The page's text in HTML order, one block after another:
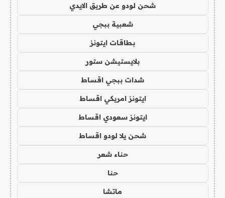
شحن لودو عن طريق الايدي
شعبية ببجي
بطاقات ايتونز
بلايستيشن ستور
شدات ببجي اقساط
ايتونز امريكي اقساط
ايتونز سعودي اقساط
شحن يلا لودو اقساط
حناء شعر
حنا
ماتشا